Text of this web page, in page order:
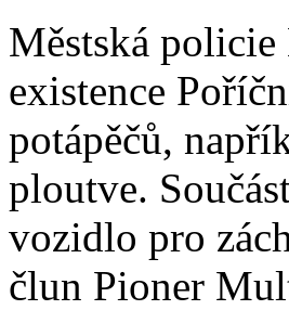
Městská policie
existence
potápěčů,
ploutve.
vozidlo pro
člun Pioner